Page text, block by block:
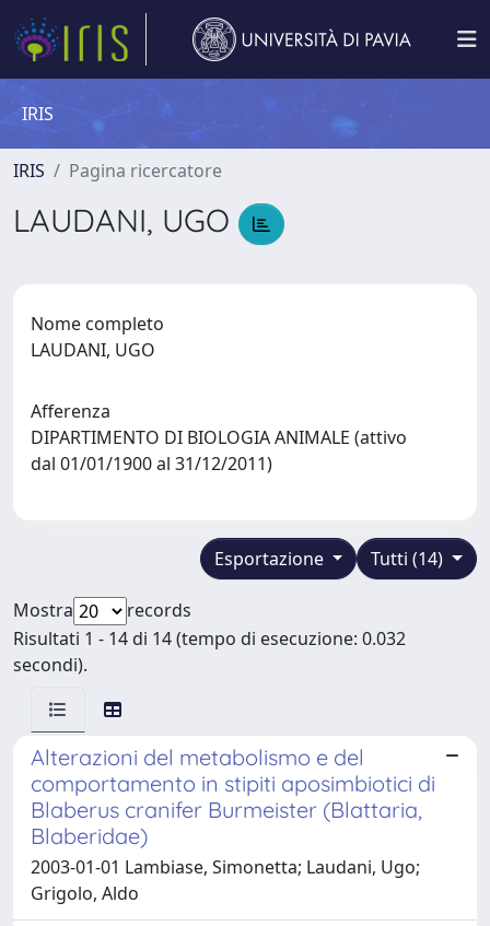
IRIS
IRIS Pagina ricercatore
LAUDANI, UGO
Nome completo
LAUDANI, UGO
Afferenza
DIPARTIMENTO DI BIOLOGIA ANIMALE (attivo
dal 01/01/1900 al 31/12/2011)
Tutti (14)
Esportazione
Mostra
records
Risultati 1 - 14 di 14 (tempo di esecuzione: 0.032
secondi).
Alterazioni del metabolismo e del
comportamento in stipiti aposimbiotici di
Blaberus cranifer Burmeister (Blattaria,
Blaberidae)
2003-01-01 Lambiase, Simonetta; Laudani, Ugo;
Grigolo, Aldo